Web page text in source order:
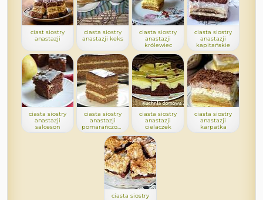
ciast siostry
anastazji
ciasta siostry
anastazji keks
ciasta siostry
anastazji
królewiec
ciasta siostry
anastazji
kapitańskie
ciasta siostry
anastazji
salceson
ciasta siostry
anastazji
ciasta siostry
anastazji
cielaczek
ciasta siostry
anastazji
karpatka
ciasta siostry